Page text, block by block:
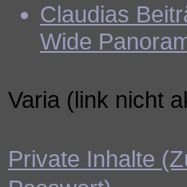
Claudias
Wide
Varia (link nicht
Private Inhalte